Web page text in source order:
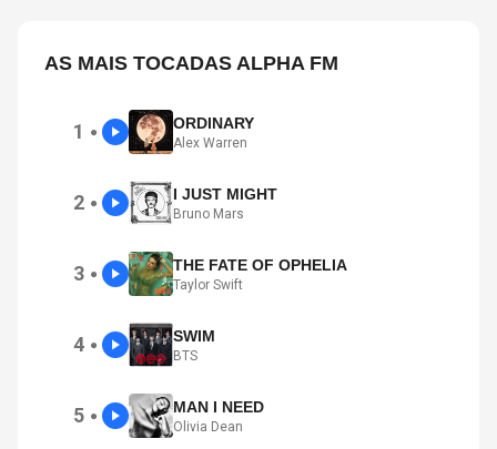
AS MAIS TOCADAS ALPHA FM
1 ● ORDINARY
Alex Warren
2 ● I JUST MIGHT
Bruno Mars
3 ● THE FATE OF OPHELIA
Taylor Swift
4 ● SWIM
BTS
5 ● MAN I NEED
Olivia Dean